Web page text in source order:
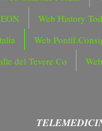
Web History
Web
del Tevere Co